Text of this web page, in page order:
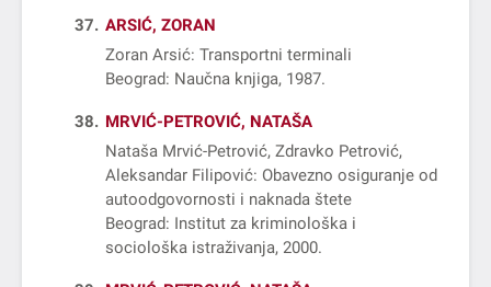
37
ARSIĆ, ZORAN
Zoran Arsić: Transportni terminali
Beograd: Naučna knjiga, 1987
38
MRVIĆ-PETROVIĆ, NATAŠA
Nataša Mrvić-Petrović, Zdravko Petrović,
Aleksandar Filipović: Obavezno osiguranje od
autoodgovornosti i naknada štete
Beograd: Institut za kriminološka i
sociološka istraživanja, 2000